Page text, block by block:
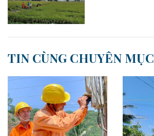
TIN CÙNG CHUYÊN MỤC